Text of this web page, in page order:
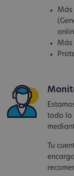
Más
Más
todo lo
Tu